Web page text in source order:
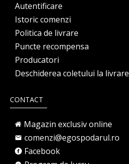
Autentificare
Istoric comenzi
Politica de livrare
Puncte recompensa
Producatori
Deschiderea coletului la livrare
CONTACT
Magazin exclusiv online
comenzi@egospodarul.ro
Facebook